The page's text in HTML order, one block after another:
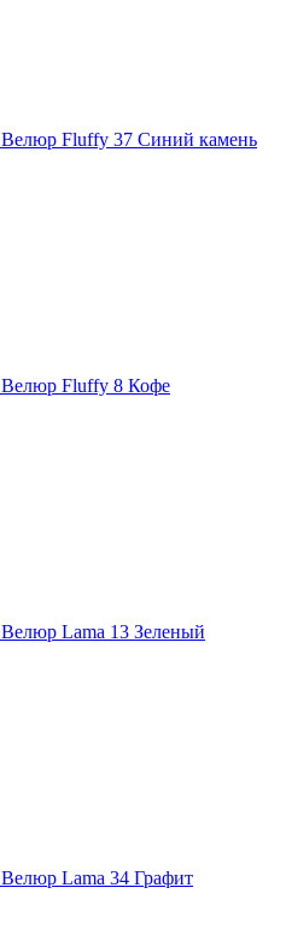
Велюр Fluffy 37 Синий камень
Велюр Fluffy 8 Кофе
Велюр Lama 13 Зеленый
Велюр Lama 34 Графит